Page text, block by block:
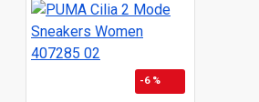
-6 %